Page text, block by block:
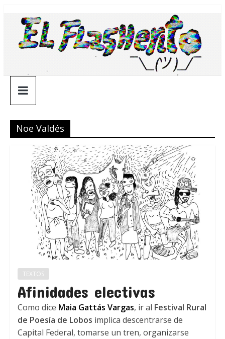
contenido
¯\_(ツ)_/
¯
Noe Valdés
TEXTOS
Afinidades electivas
Como dice Maia Gattás Vargas, ir al Festival Rural
de Poesía de Lobos implica descentrarse de
Capital Federal, tomarse un tren, organizarse